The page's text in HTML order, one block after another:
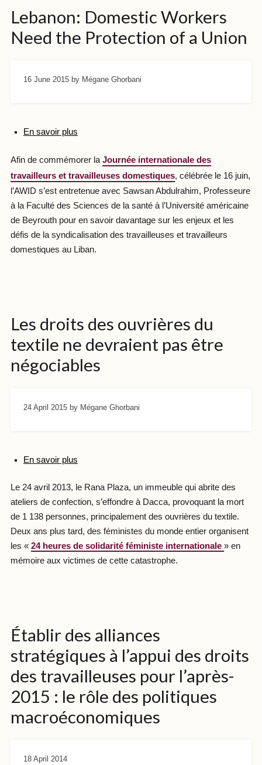
Lebanon: Domestic Workers
Need the Protection of a Union
16 June 2015 by Mégane Ghorbani
En savoir plus
Afin de commémorer la Journée internationale des
travailleurs et travailleuses domestiques, célébrée le 16 juin,
l’AWID s’est entretenue avec Sawsan Abdulrahim, Professeure
à la Faculté des Sciences de la santé à l’Université américaine
de Beyrouth pour en savoir davantage sur les enjeux et les
défis de la syndicalisation des travailleuses et travailleurs
domestiques au Liban.
Les droits des ouvrières du
textile ne devraient pas être
négociables
24 April 2015 by Mégane Ghorbani
En savoir plus
Le 24 avril 2013, le Rana Plaza, un immeuble qui abrite des
ateliers de confection, s’effondre à Dacca, provoquant la mort
de 1 138 personnes, principalement des ouvrières du textile.
Deux ans plus tard, des féministes du monde entier organisent
les « 24 heures de solidarité féministe internationale » en
mémoire aux victimes de cette catastrophe.
Établir des alliances
stratégiques à l’appui des droits
des travailleuses pour l’après-
2015 : le rôle des politiques
macroéconomiques
18 April 2014